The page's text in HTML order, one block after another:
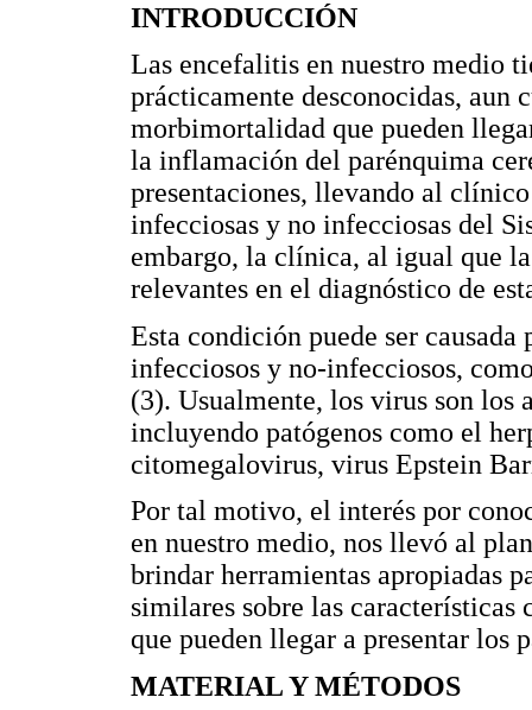
INTRODUCCIÓN
Las encefalitis en nuestro medio
prácticamente desconocidas, aun
morbimortalidad que pueden
la inflamación del parénquima
presentaciones, llevando al
infecciosas y no infecciosas del
embargo, la clínica, al igual que
relevantes en el diagnóstico de
Esta condición puede ser causada
infecciosos y no-infecciosos,
(3). Usualmente, los virus son los
incluyendo patógenos como el
citomegalovirus, virus Epstein
Por tal motivo, el interés por
en nuestro medio, nos llevó al
brindar herramientas apropiadas
similares sobre las
que pueden llegar a presentar los
MATERIAL Y MÉTODOS